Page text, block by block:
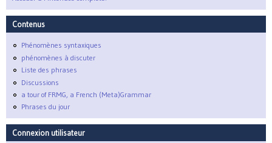
Contenus
Phénomènes syntaxiques
phénomènes à discuter
Liste des phrases
Discussions
a tour of FRMG, a French (Meta)Grammar
Phrases du jour
Connexion utilisateur